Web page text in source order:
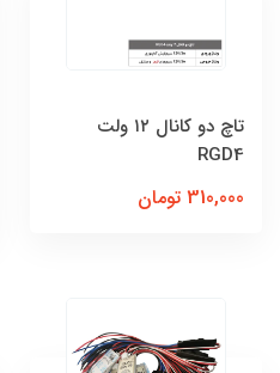
تاچ دو کانال ۱۲ ولت
RGD4
310,000 تومان